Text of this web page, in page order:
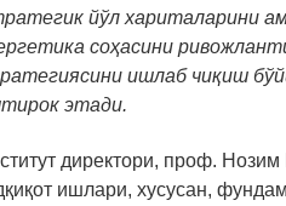
йўл хариталарини
соҳасини
ишлаб чиқиш
этади.
директори, проф.
ишлари, хусусан,